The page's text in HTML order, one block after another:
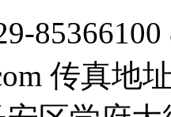
85366100
传真地